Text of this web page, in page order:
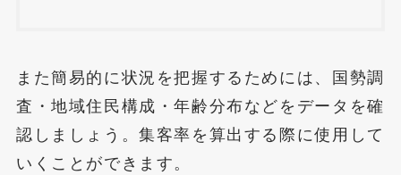
また簡易的に状況を把握するためには、国勢調
査・地域住民構成・年齢分布などをデータを確
認しましょう。集客率を算出する際に使用して
いくことができます。